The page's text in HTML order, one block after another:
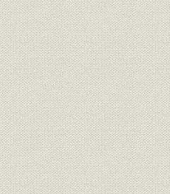
年表
索引
あとがき